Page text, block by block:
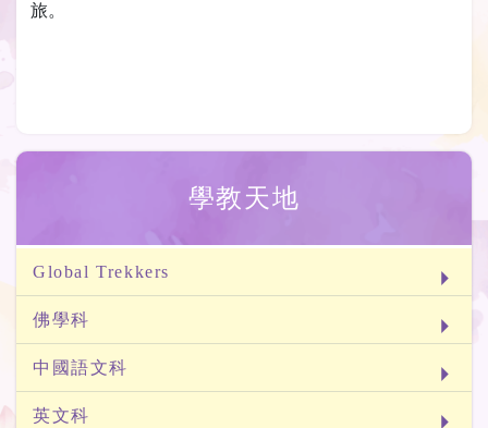
學教天地
Global Trekkers
佛學科
中國語文科
英文科
旅。